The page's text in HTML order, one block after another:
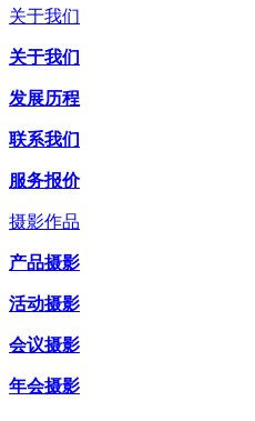
关于我们
关于我们
发展历程
联系我们
服务报价
摄影作品
产品摄影
活动摄影
会议摄影
年会摄影